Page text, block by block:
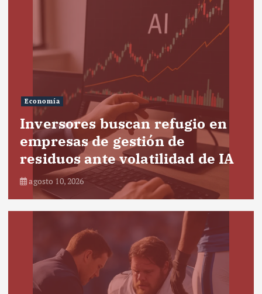
Economía
Inversores buscan refugio en
empresas de gestión de
residuos ante volatilidad de IA
agosto 10, 2026